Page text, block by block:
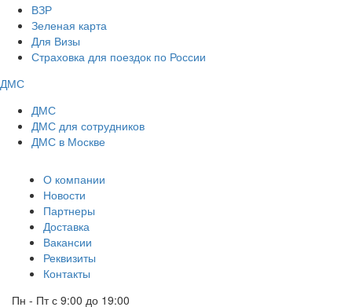
ВЗР
Зеленая карта
Для Визы
Страховка для поездок по России
ДМС
ДМС
ДМС для сотрудников
ДМС в Москве
О компании
Новости
Партнеры
Доставка
Вакансии
Реквизиты
Контакты
Пн - Пт с 9:00 до 19:00